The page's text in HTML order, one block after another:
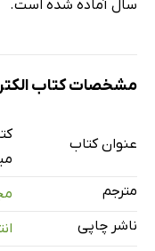
سال آماده شده است.‎
مشخصات کتاب
عنوان کتاب
مترجم
ناشر چاپی